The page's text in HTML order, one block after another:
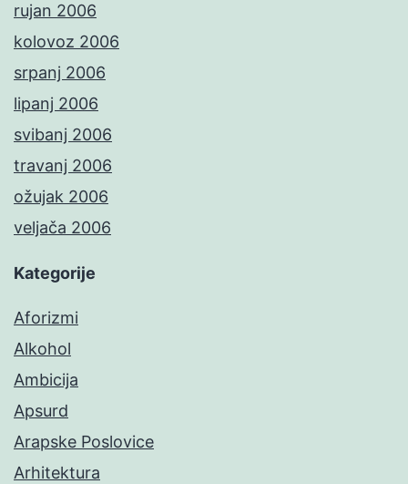
rujan 2006
kolovoz 2006
srpanj 2006
lipanj 2006
svibanj 2006
travanj 2006
ožujak 2006
veljača 2006
Kategorije
Aforizmi
Alkohol
Ambicija
Apsurd
Arapske Poslovice
Arhitektura